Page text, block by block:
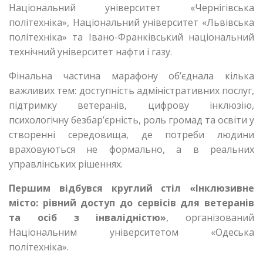
Національний університет «Чернігівська
політехніка», Національний університет «Львівська
політехніка» та Івано-Франківський національний
технічний університет нафти і газу.
Фінальна частина марафону об’єднала кілька
важливих тем: доступність адміністративних послуг,
підтримку ветеранів, цифрову інклюзію,
психологічну безбар’єрність, роль громад та освіти у
створенні середовища, де потреби людини
враховуються не формально, а в реальних
управлінських рішеннях.
Першим відбувся круглий стіл «Інклюзивне
місто: рівний доступ до сервісів для ветеранів
та осіб з інвалідністю», організований
Національним університетом «Одеська
політехніка».